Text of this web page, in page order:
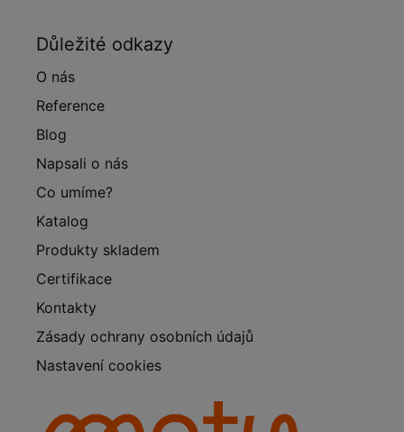
Důležité odkazy
O nás
Reference
Blog
Napsali o nás
Co umíme?
Katalog
Produkty skladem
Certifikace
Kontakty
Zásady ochrany osobních údajů
Nastavení cookies